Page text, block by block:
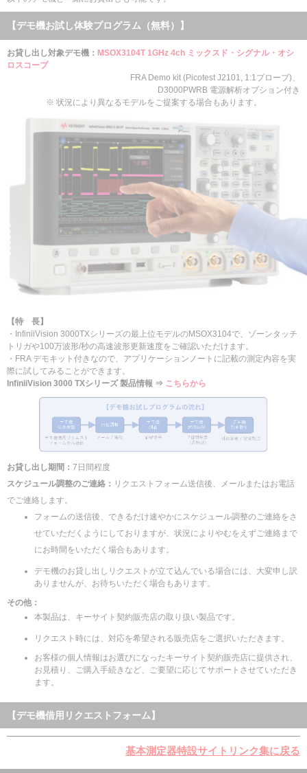
【デモ機お試し体験プログラム（無料）】
お貸し出し対象デモ機： MSOX3104T 1GHz 4ch ミックスド・シグナル・オシ
ロスコープ
FRA Demo kit (Picotest J2101, 1:1プローブ)、
D3000PWRB 電源解析オプション付き
※ 状況により異なるモデルをご提案する場合もあります。
【特 長】
・InfiniiVision 3000TXシリーズの最上位モデルのMSOX3104で、ゾーンタッチ
トリガや100万波形/秒の高速波形更新速度をご確認いただけます。
・FRA デモキット付きなので、アプリケーションノートに記載の測定内容を実
際に試してみることができます。
InfiniiVision 3000 TXシリーズ 製品情報 ⇒ こちらから
お貸し出し期間： 7日間程度
スケジュール調整のご連絡： リクエストフォーム送信後、メールまたはお電話
でご連絡します。
フォームの送信後、できるだけ速やかにスケジュール調整のご連絡をさ
せていただくようにしておりますが、状況によりやむをえずご連絡まで
にお時間をいただく場合もあります。
デモ機のお貸し出しリクエストが立て込んでいる場合には、大変申し訳
ありませんが、お待ちいただく場合もあります。
その他：
本製品は、キーサイト契約販売店の取り扱い製品です。
リクエスト時には、対応を希望される販売店をご選択いただきます。
お客様の個人情報はお選びになったキーサイト契約販売店に提供され、
お見積り、ご購入手続きなど、ご要望に応じてサポートさせていただき
ます。
【デモ機借用リクエストフォーム】
基本測定器特設サイトリンク集に戻る